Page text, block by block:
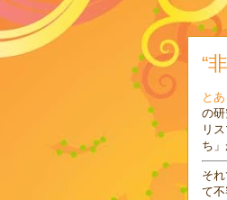
“
と
の
リ
ち」
そ
て